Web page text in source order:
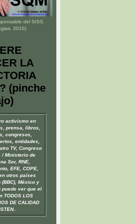
del SISS
2010)
LA
(pinche
activismo en
prensa, libros,
congresos,
entidades,
TV, Congreso
/ Ministerio de
Ser, RNE,
EFE, COPE,
otros países
México y
puede ver que el
TODOS LOS
DE CALIDAD